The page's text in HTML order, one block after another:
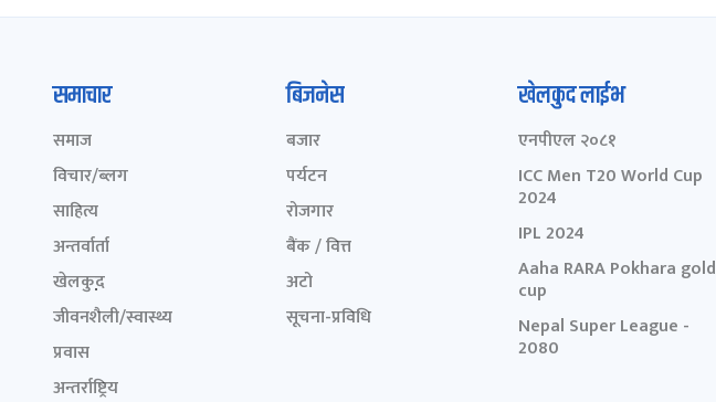
समाचार
समाज
विचार/ब्लग
साहित्य
अन्तर्वार्ता
खेलकुद़़
जीवनशैली/स्वास्थ्य
प्रवास
अन्तर्राष्ट्रिय
बिजनेस
बजार
पर्यटन
रोजगार
बैंक / वित्त
अटो
सूचना-प्रविधि
खेलकुद लाईभ
एनपीएल २०८१
ICC Men T20 World Cup
2024
IPL 2024
Aaha RARA Pokhara gold
cup
Nepal Super League -
2080